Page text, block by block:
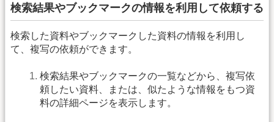
検索結果やブックマークの情報を利用して依頼する
検索した資料やブックマークした資料の情報を利用し
て、複写の依頼ができます。
検索結果やブックマークの一覧などから、複写依
頼したい資料、または、似たような情報をもつ資
料の詳細ページを表示します。